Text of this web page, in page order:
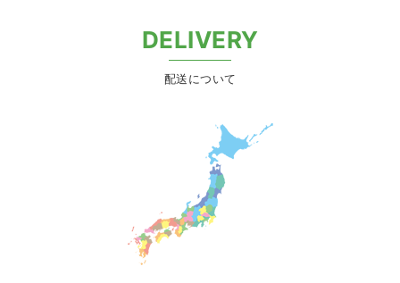
DELIVERY
配送について